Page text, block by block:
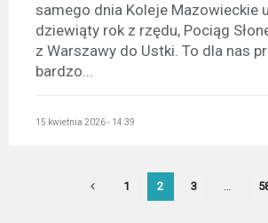
samego dnia Koleje Mazowieckie
dziewiąty rok z rzędu, Pociąg
z Warszawy do Ustki. To dla nas
bardzo...
15 kwietnia 2026 - 14:39
1 2 3